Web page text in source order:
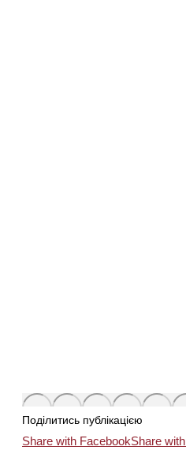
Поділитись публікацією
Share with FacebookShare